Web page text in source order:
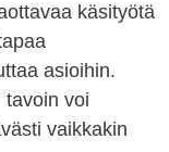
käsityötä
asioihin.
tavoin voi
vaikkakin